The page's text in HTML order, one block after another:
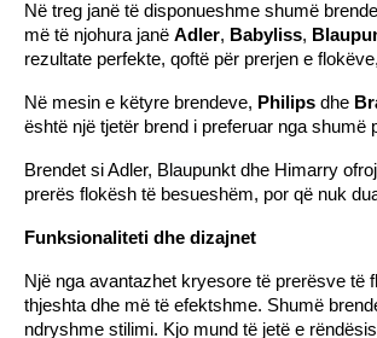
Në treg janë të disponueshme shumë
më të njohura janë Adler, Babyliss,
rezultate perfekte, qoftë për prerjen e
Në mesin e këtyre brendeve, Philips dhe
është një tjetër brend i preferuar nga
Brendet si Adler, Blaupunkt dhe Himarry
prerës flokësh të besueshëm, por që nuk
Funksionaliteti dhe dizajnet
Një nga avantazhet kryesore të prerësve të
thjeshta dhe më të efektshme. Shumë
ndryshme stilimi. Kjo mund të jetë e